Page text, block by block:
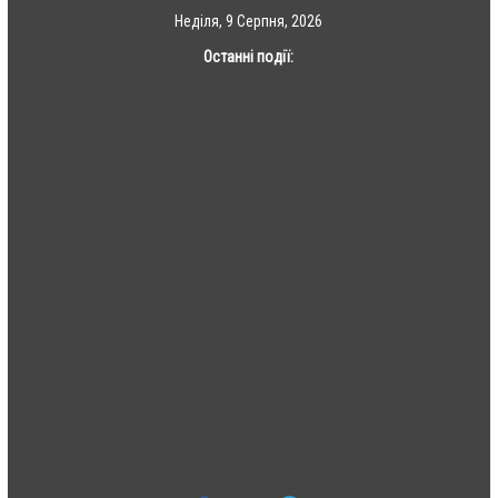
Неділя, 9 Серпня, 2026
Останні події: